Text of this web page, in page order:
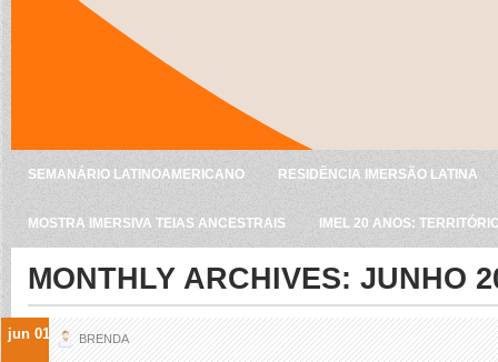
SEMANÁRIO LATINOAMERICANO RESIDÊNCIA IMERSÃO LATINA
MOSTRA IMERSIVA TEIAS ANCESTRAIS IMEL 20 ANOS:
MONTHLY ARCHIVES: JUNHO
jun 01 BRENDA